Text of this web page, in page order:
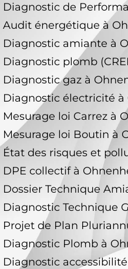
Diagnostic de
Audit énergétique à
Diagnostic amiante à
Diagnostic plomb
Diagnostic gaz à
Diagnostic électricité
Mesurage loi Carrez à
Mesurage loi Boutin à
État des risques et
DPE collectif à
Dossier Technique
Diagnostic Technique
Projet de Plan
Diagnostic Plomb à
Diagnostic